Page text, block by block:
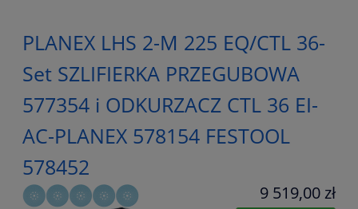
PLANEX LHS 2-M 225 EQ/CTL 36-
Set SZLIFIERKA PRZEGUBOWA
577354 i ODKURZACZ CTL 36 EI-
AC-PLANEX 578154 FESTOOL
578452
9 519,00 zł